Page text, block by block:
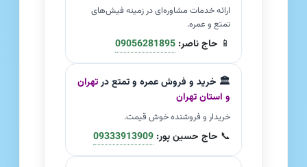
ارائه خدمات مشاوره‌ای در زمینه فیش‌های
تمتع و عمره.
📱 حاج ناصر: 09056281895
🏛️ خرید و فروش عمره و تمتع درتهران
و استان تهران
خریدار و فروشنده خوش قیمت.
📞 حاج حسین پور: 09333913909